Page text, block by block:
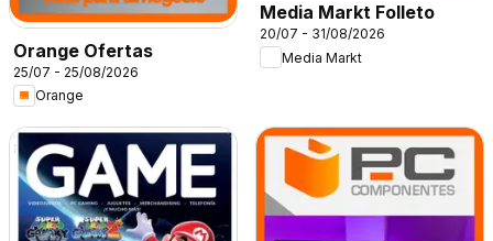
Orange Ofertas
25/07 - 25/08/2026
Orange
Media Markt Folleto
20/07 - 31/08/2026
Media Markt